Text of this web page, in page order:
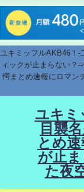
ユキミッフルAKB46！-
ィックが止まらない？
愕まとめ速報にロマン
ユキミ
目襲
とめ
が止
た夜